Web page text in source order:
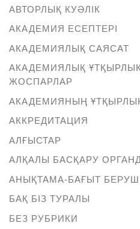
АВТОРЛЫҚ КУӘЛІК
АКАДЕМИЯ ЕСЕПТЕРІ
АКАДЕМИЯЛЫҚ САЯСАТ
АКАДЕМИЯЛЫҚ
ЖОСПАРЛАР
АКАДЕМИЯНЫҢ
АККРЕДИТАЦИЯ
АЛҒЫСТАР
АЛҚАЛЫ БАСҚАРУ
АНЫҚТАМА-БАҒЫТ
БАҚ БІЗ ТУРАЛЫ
БЕЗ РУБРИКИ